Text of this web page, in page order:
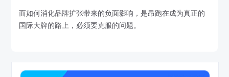
而如何消化品牌扩张带来的负面影响，是昂跑在成为真正的
国际大牌的路上，必须要克服的问题。